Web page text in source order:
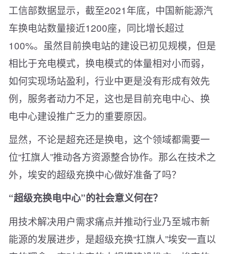
工信部数据显示，截至2021年底，中国新能源汽
车换电站数量接近1200座，同比增长超过
100%。虽然目前换电站的建设已初见规模，但是
相比于充电模式，换电模式的体量相对小而弱，
如何实现场站盈利，行业中更是没有形成有效先
例，服务者动力不足，这也是目前充电中心、换
电中心建设推广乏力的重要原因。
显然，不论是超充还是换电，这个领域都需要一
位“扛旗人”推动各方资源整合协作。那么在技术之
外，埃安的超级充换中心做好准备了吗？
“超级充换电中心”的社会意义何在？
用技术解决用户需求痛点并推动行业乃至城市新
能源的发展进步，是超级充换“扛旗人”埃安一直以